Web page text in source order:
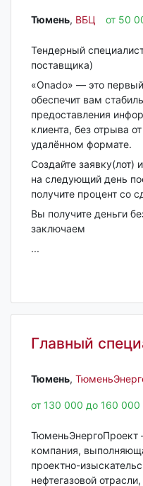
Тюмень‎, ВБЦ от 50
Тендерный
поставщика)
«Onado» — это
обеспечит вам
предоставления
клиента, без отрыва
удалённом формате.
Создайте заявку(лот)
на следующий день
получите процент со
Вы получите деньги
заключаем
...
Главный
Тюмень‎,
от 130 000 до 160 000
ТюменьЭнергоПроект
компания,
проектно-
нефтегазовой